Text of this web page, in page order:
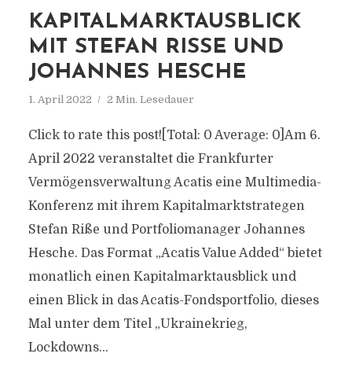
KAPITALMARKTAUSBLICK
MIT STEFAN RISSE UND J
OHANNES HESCHE
1. April 2022 2 Min. Lesedauer
Click to rate this post![Total: 0 Average: 0]Am 6.
April 2022 veranstaltet die Frankfurter
Vermögensverwaltung Acatis eine Multimedia-
Konferenz mit ihrem Kapitalmarktstrategen
Stefan Riße und Portfoliomanager Johannes
Hesche. Das Format „Acatis Value Added“ bietet
monatlich einen Kapitalmarktausblick und
einen Blick in das Acatis-Fondsportfolio, dieses
Mal unter dem Titel „Ukrainekrieg,
Lockdowns...